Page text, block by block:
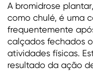
A bromidrose
como chulé, é uma
frequentemente
calçados fechados
atividades físicas.
resultado da ação